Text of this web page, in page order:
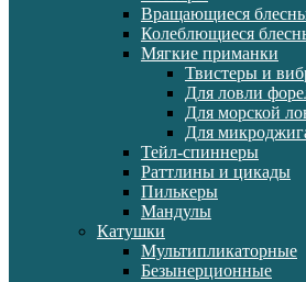
Вращающиеся
Колеблющиеся
Мягкие приманки
Твистеры и
Для ловли
Для морской
Для
Тейл-спиннеры
Раттлины и цикады
Пилькеры
Мандулы
Катушки
Мультипликаторные
Безынерционные